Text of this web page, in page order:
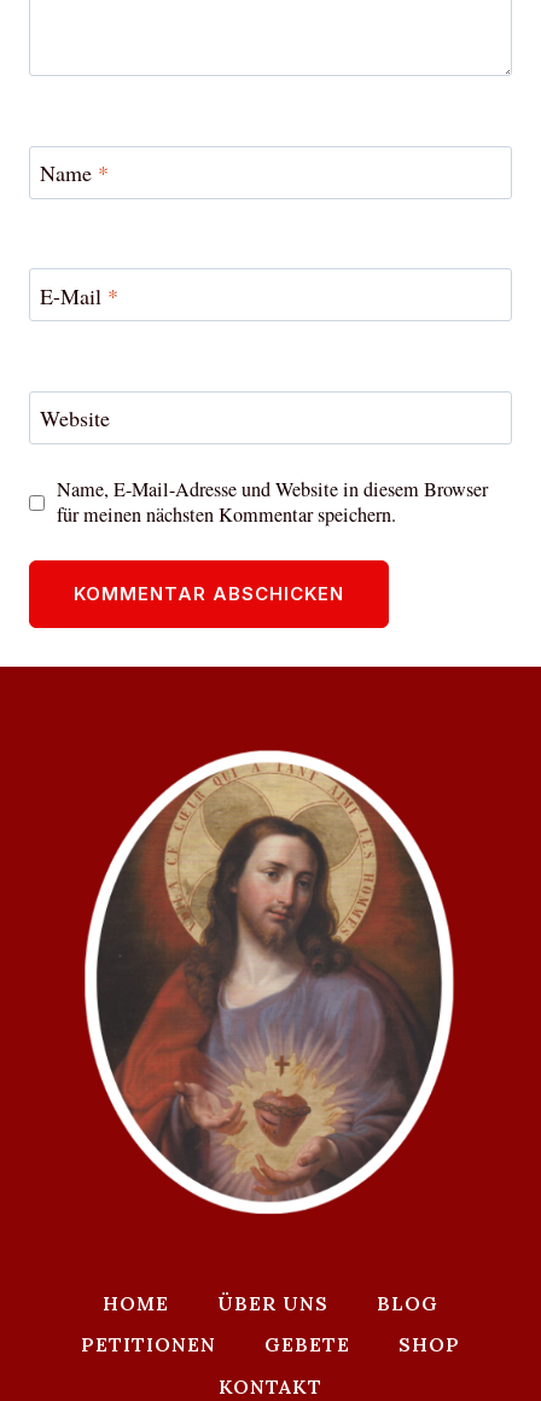
Name *
E-Mail *
Website
Name, E-Mail-Adresse und Website in diesem Browser
für meinen nächsten Kommentar speichern.
HOME ÜBER UNS
BLOG
PETITIONEN
GEBETE
SHOP
KONTAKT